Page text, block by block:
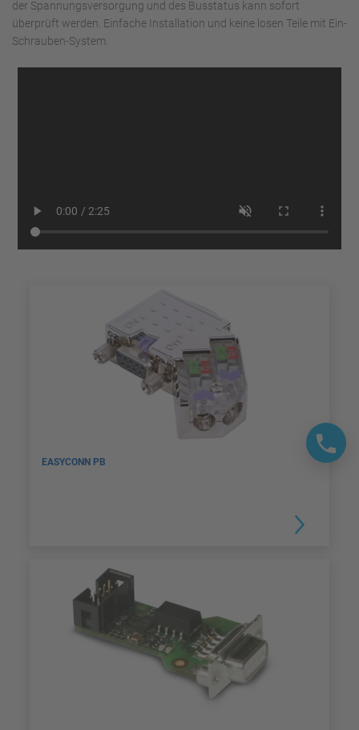
der Spannungsversorgung und des Busstatus kann sofort
überprüft werden. Einfache Installation und keine losen Teile mit Ein-
Schrauben-System.
EASYCONN PB